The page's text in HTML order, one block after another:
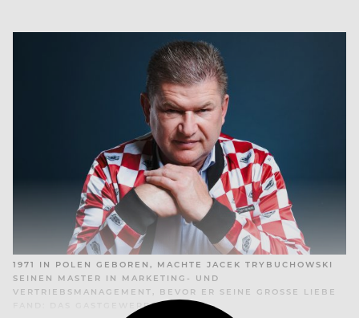
1971 IN POLEN GEBOREN, MACHTE JACEK TRYBUCHOWSKI
SEINEN MASTER IN MARKETING- UND
VERTRIEBSMANAGEMENT, BEVOR ER SEINE GROSSE LIEBE F
AND: DAS GASTGEWERBE.